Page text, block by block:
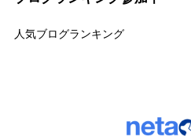
人気ブログランキング